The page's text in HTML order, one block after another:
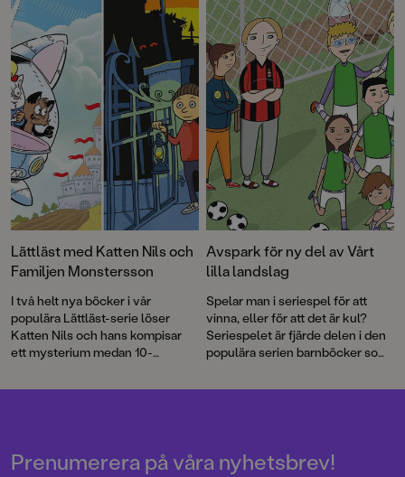
bilderbok Vi går upp i snömolnet
är en hyllning till snön, leken och
fantasin. Allt som är kul, helt
enkelt.
Lättläst med Katten Nils och
Familjen Monstersson
I två helt nya böcker i vår
populära Lättläst-serie löser
Katten Nils och hans kompisar
ett mysterium medan 10-
Monstersson skapar en
Avspark för ny del av Vårt
lilla landslag
Spelar man i seriespel för att
vinna, eller för att det är kul?
Seriespelet är fjärde delen i den
populära serien barnböcker som
Svenska Fotbollförbundet.
Prenumerera på våra nyhetsbrev!